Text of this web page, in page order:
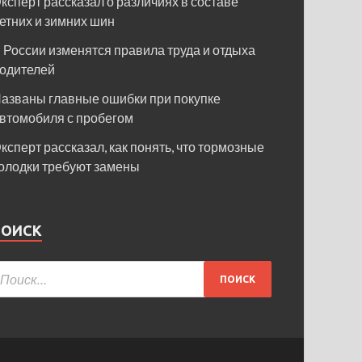
и зимних шин
России изменятся правила труда и отдыха
главные ошибки при покупке
с пробегом
рассказал, как понять, что тормозные
требуют замены